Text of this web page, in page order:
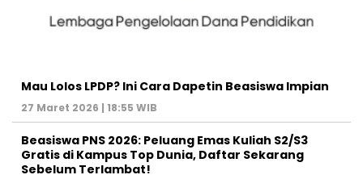
Mau Lolos LPDP? Ini Cara Dapetin Beasiswa Impian
27 Maret 2026 | 18:55 WIB
Beasiswa PNS 2026: Peluang Emas Kuliah S2/S3
Gratis di Kampus Top Dunia, Daftar Sekarang
Sebelum Terlambat!